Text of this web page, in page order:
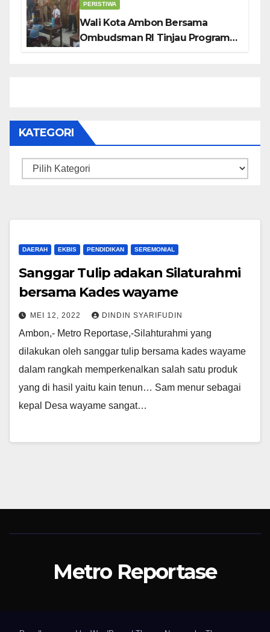
PERISTIWA
Wali Kota Ambon Bersama
Ombudsman RI Tinjau Program
KATEGORI
Kategori
DAERAH EKBIS PENDIDIKAN SEREMONIAL
Sanggar Tulip adakan Silaturahmi
bersama Kades wayame
MEI 12, 2022 DINDIN SYARIFUDIN
Ambon,- Metro Reportase,-Silahturahmi yang
dilakukan oleh sanggar tulip bersama kades wayame
dalam rangkah memperkenalkan salah satu produk
yang di hasil yaitu kain tenun… Sam menur sebagai
kepal Desa wayame sangat…
Metro Reportase